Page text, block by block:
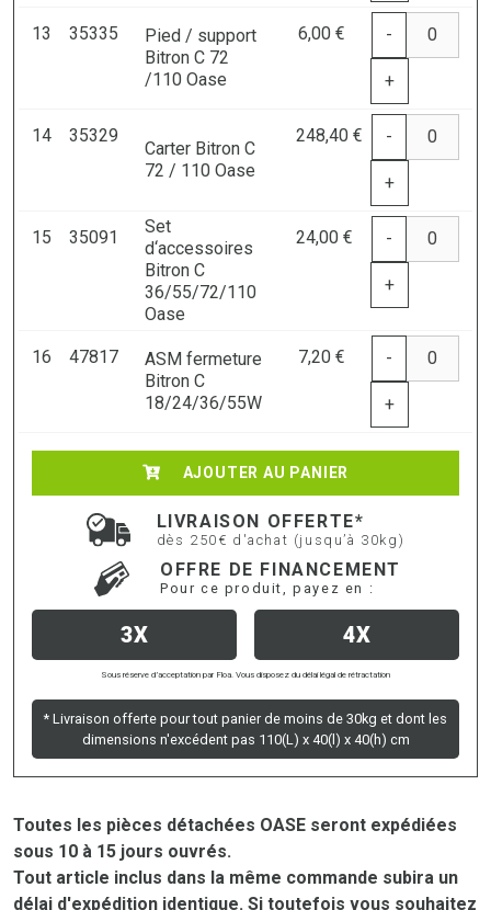
13 35335
Pied / support
Bitron C 72
/110 Oase
6,00 € -
+
14 35329
Carter Bitron C
72 / 110 Oase
248,40 € -
+
15 35091
Set
d‘accessoires
Bitron C
36/55/72/110
Oase
24,00 € -
+
16 47817
ASM fermeture
Bitron C
18/24/36/55W
7,20 € -
+
AJOUTER AU PANIER
LIVRAISON OFFERTE*
dès 250€ d'achat (jusqu’à 30kg)
OFFRE DE FINANCEMENT
Pour ce produit, payez en :
3X 4X
Sous réserve d’acceptation par Floa. Vous disposez du délai légal de rétractation
* Livraison offerte pour tout panier de moins de 30kg et dont les
dimensions n'excédent pas 110(L) x 40(l) x 40(h) cm
Toutes les pièces détachées OASE seront expédiées
sous 10 à 15 jours ouvrés.
Tout article inclus dans la même commande subira un
délai d'expédition identique. Si toutefois vous souhaitez